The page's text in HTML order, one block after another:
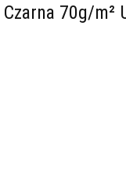
70g/m²